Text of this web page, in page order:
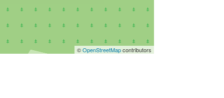
©OpenStreetMapcontributors